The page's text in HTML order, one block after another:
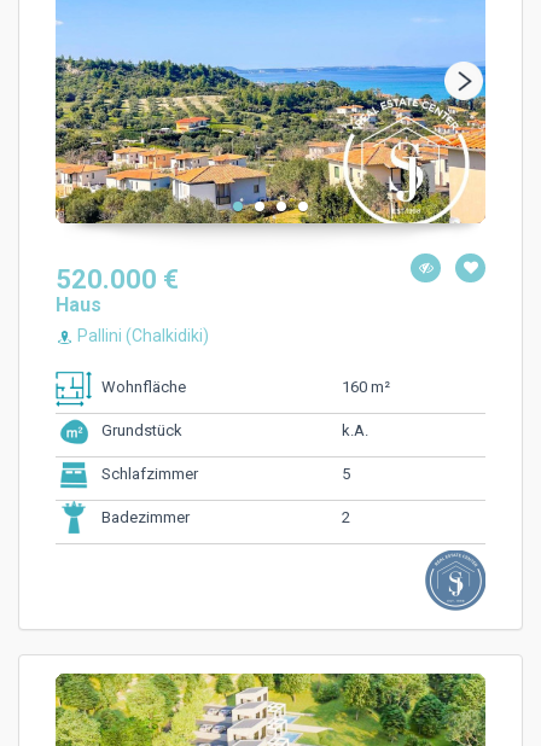
520.000 €
Haus
Pallini (Chalkidiki)
Wohnfläche 160 m²
Grundstück k.A.
Schlafzimmer 5
Badezimmer 2